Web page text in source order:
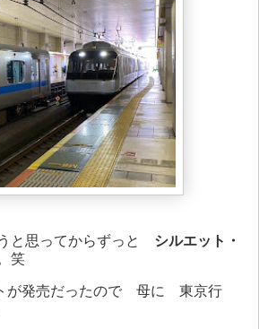
と思ってからずっと シルエット・
笑
が発売だったので 母に 東京行